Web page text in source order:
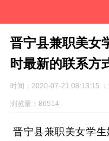
晋宁县兼职美女
时最新的联系方
时间：2020-07-21 08:13:15
浏览量：86514
晋宁县兼职美女学